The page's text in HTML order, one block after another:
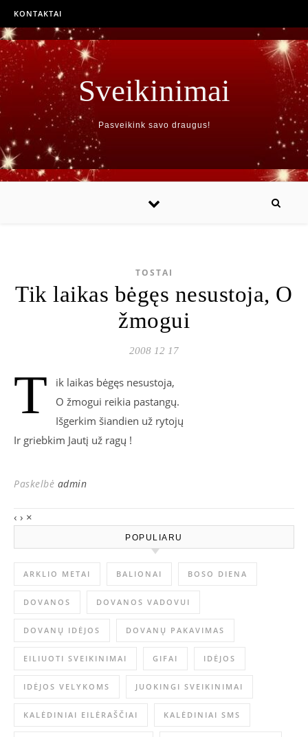
KONTAKTAI
Sveikinimai
Pasveikink savo draugus!
TOSTAI
Tik laikas bėgęs nesustoja, O
žmogui
2008 12 17
T
ik laikas bėgęs nesustoja,
O žmogui reikia pastangų.
Išgerkim šiandien už rytojų
Ir griebkim Jautį už ragų !
Paskelbė admin
‹ › ×
POPULIARU
ARKLIO METAI BALIONAI BOSO DIENA
DOVANOS DOVANOS VADOVUI
DOVANŲ IDĖJOS DOVANŲ PAKAVIMAS
EILIUOTI SVEIKINIMAI GIFAI IDĖJOS
IDĖJOS VELYKOMS JUOKINGI SVEIKINIMAI
KALĖDINIAI EILĖRAŠČIAI KALĖDINIAI SMS